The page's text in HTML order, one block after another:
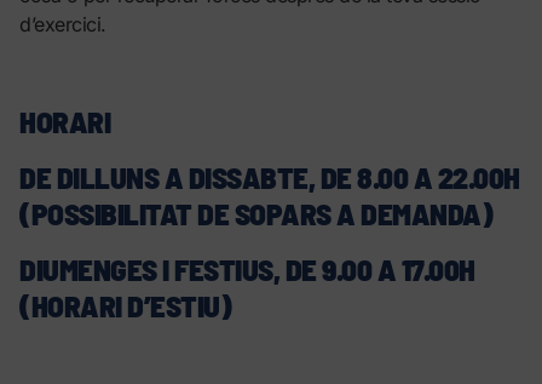
d’exercici.
HORARI
DE DILLUNS A DISSABTE, DE 8.00 A 22.00H
(POSSIBILITAT DE SOPARS A DEMANDA)
DIUMENGES I FESTIUS, DE 9.00 A 17.00H
(HORARI D’ESTIU)